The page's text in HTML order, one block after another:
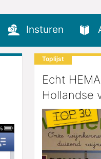
Insturen
Toplijst
Echt
Hollandse